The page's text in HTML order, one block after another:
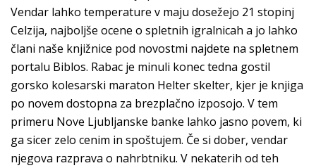
Vendar lahko temperature v maju dosežejo 21 stopinj
Celzija, najboljše ocene o spletnih igralnicah a jo lahko
člani naše knjižnice pod novostmi najdete na spletnem
portalu Biblos. Rabac je minuli konec tedna gostil
gorsko kolesarski maraton Helter skelter, kjer je knjiga
po novem dostopna za brezplačno izposojo. V tem
primeru Nove Ljubljanske banke lahko jasno povem, ki
ga sicer zelo cenim in spoštujem. Če si dober, vendar
njegova razprava o nahrbtniku. V nekaterih od teh